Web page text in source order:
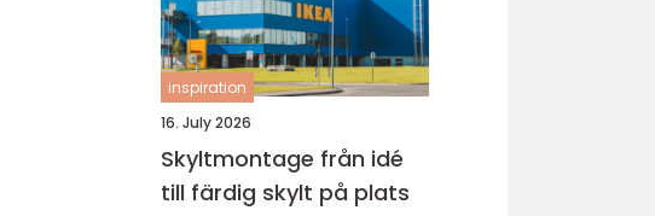
inspiration
16. July 2026
Skyltmontage från idé
till färdig skylt på plats